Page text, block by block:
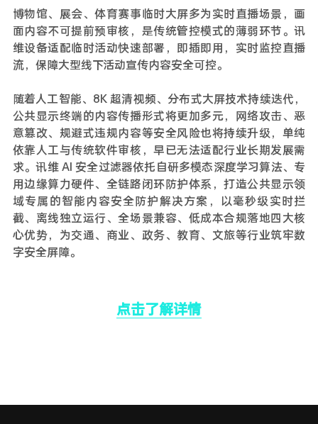
博物馆、展会、体育赛事临时大屏多为实时直播场景，画
面内容不可提前预审核，是传统管控模式的薄弱环节。讯
维设备适配临时活动快速部署，即插即用，实时监控直播
流，保障大型线下活动宣传内容安全可控。
随着人工智能、8K 超清视频、分布式大屏技术持续迭代，
公共显示终端的内容传播形式将更加多元，网络攻击、恶
意篡改、规避式违规内容等安全风险也将持续升级，单纯
依靠人工与传统软件审核，早已无法适配行业长期发展需
求。讯维 AI 安全过滤器依托自研多模态深度学习算法、专
用边缘算力硬件、全链路闭环防护体系，打造公共显示领
域专属的智能内容安全防护解决方案，以毫秒级实时拦
截、离线独立运行、全场景兼容、低成本合规落地四大核
心优势，为交通、商业、政务、教育、文旅等行业筑牢数
字安全屏障。
点击了解详情